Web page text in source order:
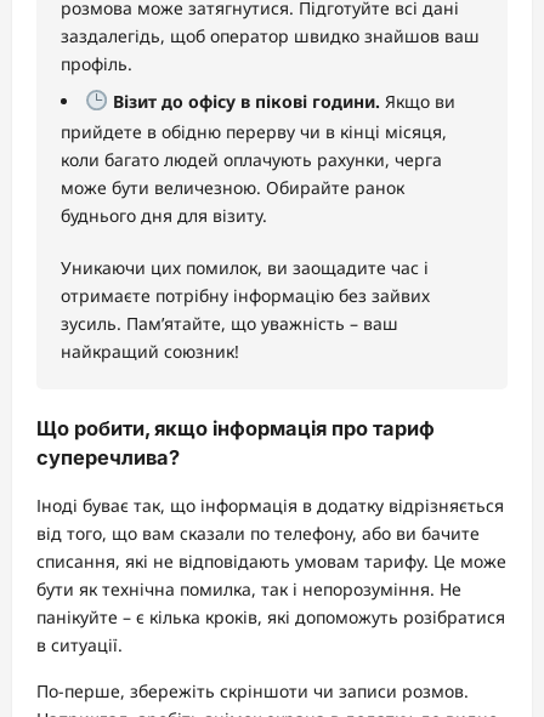
розмова може затягнутися. Підготуйте всі дані
заздалегідь, щоб оператор швидко знайшов ваш
профіль.
Візит до офісу в пікові години. Якщо ви
прийдете в обідню перерву чи в кінці місяця,
коли багато людей оплачують рахунки, черга
може бути величезною. Обирайте ранок
буднього дня для візиту.
Уникаючи цих помилок, ви заощадите час і
отримаєте потрібну інформацію без зайвих
зусиль. Пам’ятайте, що уважність – ваш
найкращий союзник!
Що робити, якщо інформація про тариф
суперечлива?
Іноді буває так, що інформація в додатку відрізняється
від того, що вам сказали по телефону, або ви бачите
списання, які не відповідають умовам тарифу. Це може
бути як технічна помилка, так і непорозуміння. Не
панікуйте – є кілька кроків, які допоможуть розібратися
в ситуації.
По-перше, збережіть скріншоти чи записи розмов.